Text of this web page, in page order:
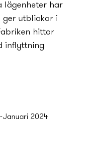
lägenheter har
ger utblickar i
hittar
inflyttning
Januari 2024